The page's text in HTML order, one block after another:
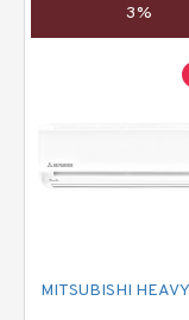
3%